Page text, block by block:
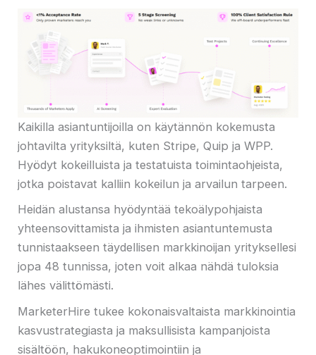
Kaikilla asiantuntijoilla on käytännön kokemusta
johtavilta yrityksiltä, ​​kuten Stripe, Quip ja WPP.
Hyödyt kokeilluista ja testatuista toimintaohjeista,
jotka poistavat kalliin kokeilun ja arvailun tarpeen.
Heidän alustansa hyödyntää tekoälypohjaista
yhteensovittamista ja ihmisten asiantuntemusta
tunnistaakseen täydellisen markkinoijan yrityksellesi
jopa 48 tunnissa, joten voit alkaa nähdä tuloksia
lähes välittömästi.
MarketerHire tukee kokonaisvaltaista markkinointia
kasvustrategiasta ja maksullisista kampanjoista
sisältöön, hakukoneoptimointiin ja